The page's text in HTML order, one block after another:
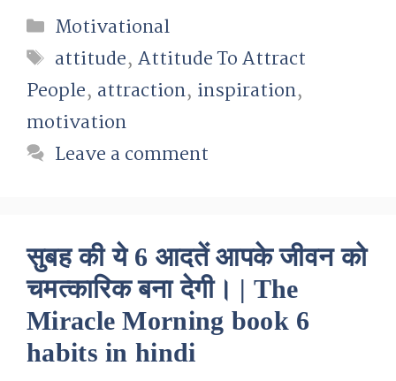
Categories
Motivational
Tags
attitude, Attitude To Attract
People, attraction, inspiration,
motivation
Leave a comment
सुबह की ये 6 आदतें आपके जीवन को
चमत्कारिक बना देगी। | The
Miracle Morning book 6
habits in hindi